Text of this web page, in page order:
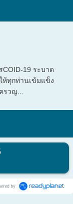
19 ระบาด
ห้ทุกท่านเข้มแข็ง
วญ...